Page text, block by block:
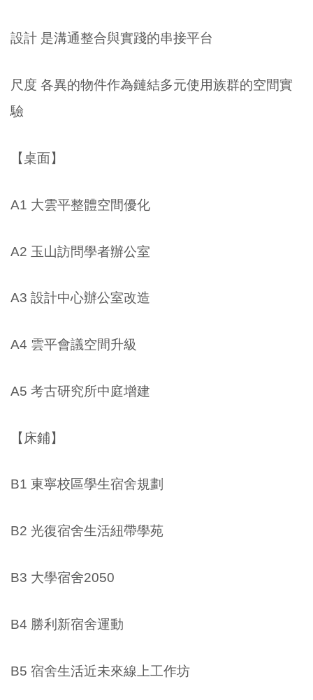
設計 是溝通整合與實踐的串接平台
尺度 各異的物件作為鏈結多元使用族群的空間實
驗
【桌面】
A1 大雲平整體空間優化
A2 玉山訪問學者辦公室
A3 設計中心辦公室改造
A4 雲平會議空間升級
A5 考古研究所中庭增建
【床鋪】
B1 東寧校區學生宿舍規劃
B2 光復宿舍生活紐帶學苑
B3 大學宿舍2050
B4 勝利新宿舍運動
B5 宿舍生活近未來線上工作坊